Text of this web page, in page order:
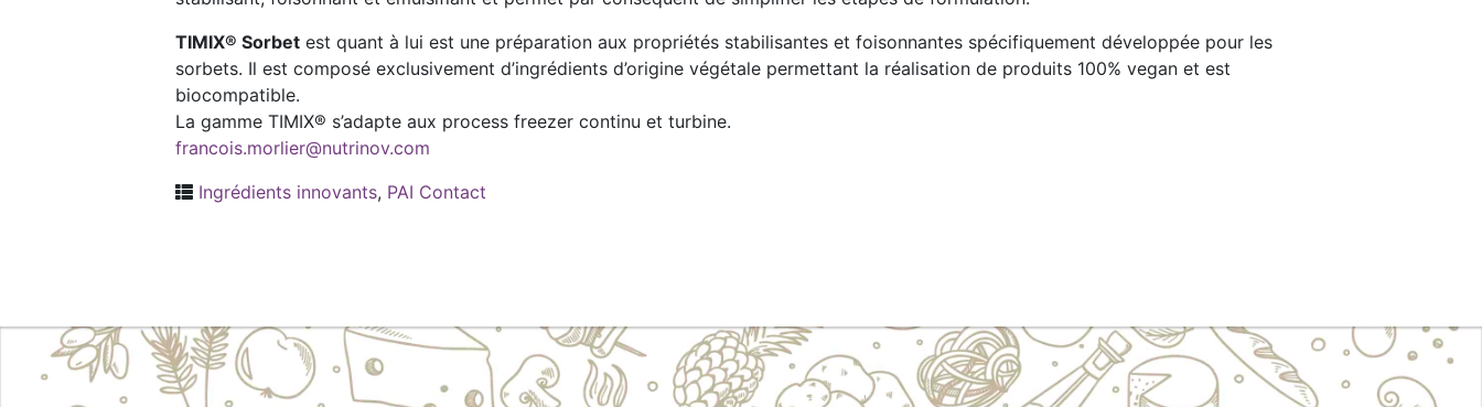
TIMIX® Sorbet est quant à lui est une préparation aux propriétés stabilisantes et foisonnantes spécifiquement développée pour les
sorbets. Il est composé exclusivement d’ingrédients d’origine végétale permettant la réalisation de produits 100% vegan et est
biocompatible.
La gamme TIMIX® s’adapte aux process freezer continu et turbine.
francois.morlier@nutrinov.com
Ingrédients innovants, PAI Contact